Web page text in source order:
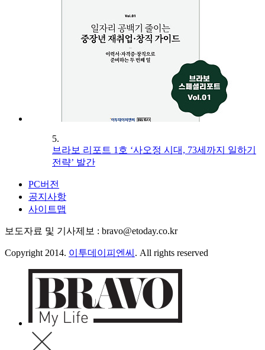
5.
브라보 리포트 1호 ‘사오정 시대, 73세까지 일하기
전략’ 발간
PC버전
공지사항
사이트맵
보도자료 및 기사제보 : bravo@etoday.co.kr
Copyright 2014. 이투데이피엔씨 . All rights reserved